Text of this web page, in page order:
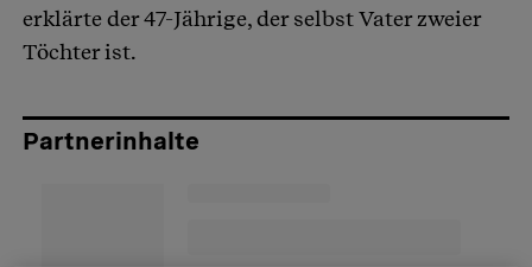
erklärte der 47-Jährige, der selbst Vater zweier
Töchter ist.
Partnerinhalte